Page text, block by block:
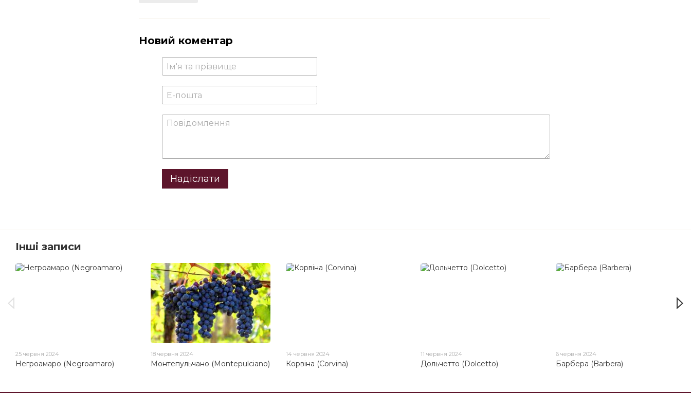
Новий коментар
Надіслати
Інші записи
25 червня 2024
Негроамаро (Negroamaro)
18 червня 2024
Монтепульчано (Montepulciano)
14 червня 2024
Корвіна (Corvina)
11 червня 2024
Дольчетто (Dolcetto)
6 червня 2024
Барбера (Barbera)